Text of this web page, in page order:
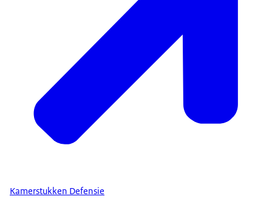
Kamerstukken Defensie